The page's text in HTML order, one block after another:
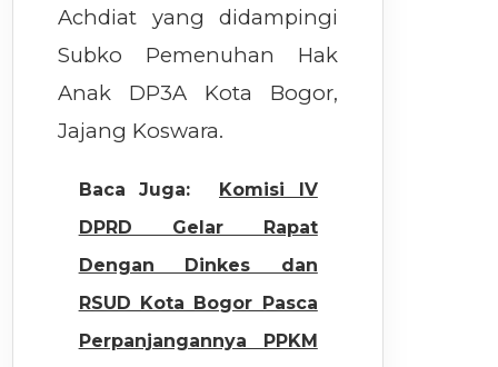
Achdiat yang didampingi
Subko Pemenuhan Hak
Anak DP3A Kota Bogor,
Jajang Koswara.
Baca Juga:
Komisi IV
DPRD Gelar Rapat
Dengan Dinkes dan
RSUD Kota Bogor Pasca
Perpanjangannya PPKM